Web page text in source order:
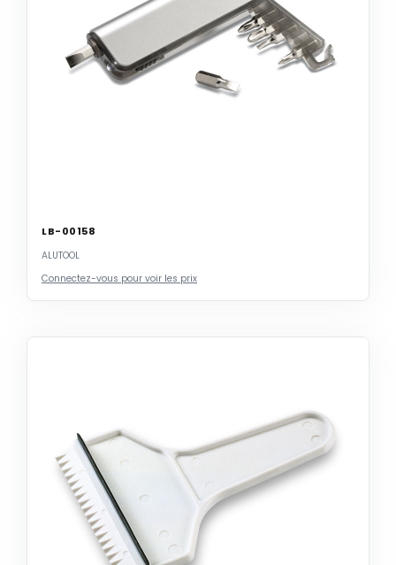
LB-00158
ALUTOOL
Connectez-vous pour voir les prix